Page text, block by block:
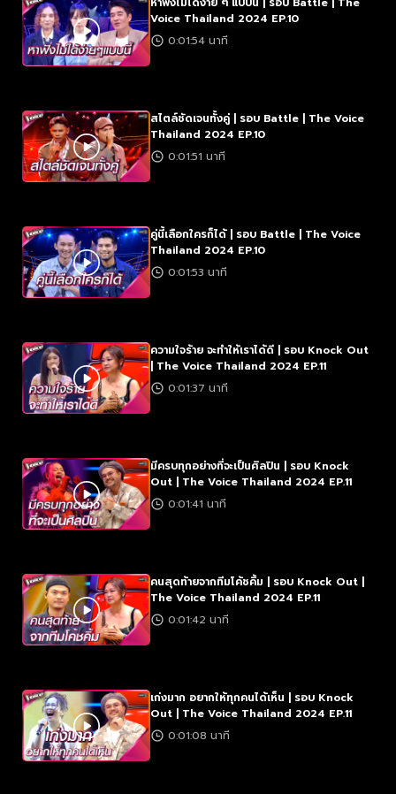
Voice Thailand 2024 EP.10
0:01:54 นาที
สไตล์ชัดเจนทั้งคู่ | รอบ Battle | The Voice
Thailand 2024 EP.10
0:01:51 นาที
คู่นี้เลือกใครก็ได้ | รอบ Battle | The Voice
Thailand 2024 EP.10
0:01:53 นาที
ความใจร้าย จะทำให้เราได้ดี | รอบ Knock Out
| The Voice Thailand 2024 EP.11
0:01:37 นาที
มีครบทุกอย่างที่จะเป็นศิลปิน | รอบ Knock
Out | The Voice Thailand 2024 EP.11
0:01:41 นาที
คนสุดท้ายจากทีมโค้ชคิ้ม | รอบ Knock Out |
The Voice Thailand 2024 EP.11
0:01:42 นาที
เก่งมาก อยากให้ทุกคนได้เห็น | รอบ Knock
Out | The Voice Thailand 2024 EP.11
0:01:08 นาที